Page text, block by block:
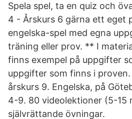
Spela spel, ta en quiz och
4 - Årskurs 6 gärna ett eget
engelska-spel med egna
träning eller prov. ** I
finns exempel på uppgifter
uppgifter som finns i
årskurs 9. Engelska, på
4-9. 80 videolektioner (5-15
självrättande övningar.